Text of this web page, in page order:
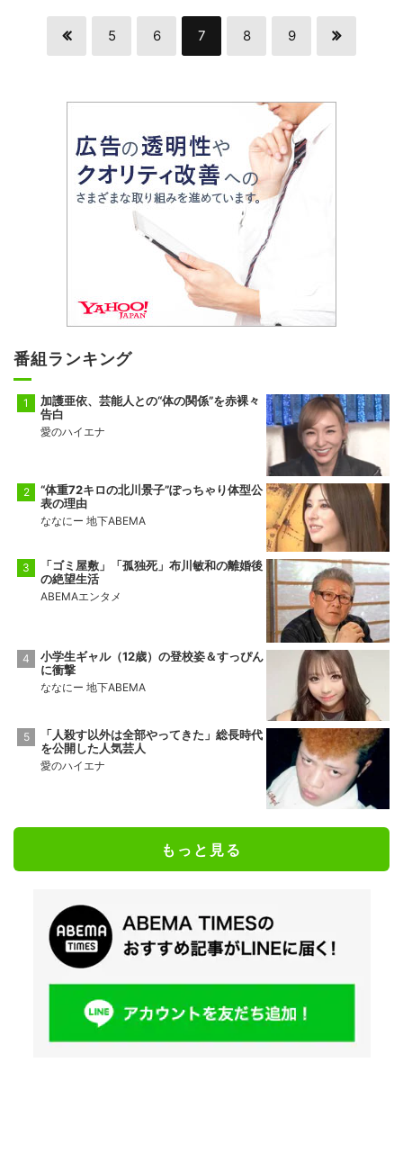
5 6 7 8 9
番組ランキング
加護亜依、芸能人との“体の関係”を赤裸々
告白
愛のハイエナ
“体重72キロの北川景子”ぽっちゃり体型公
表の理由
ななにー 地下ABEMA
「ゴミ屋敷」「孤独死」布川敏和の離婚後
の絶望生活
ABEMAエンタメ
小学生ギャル（12歳）の登校姿＆すっぴん
に衝撃
ななにー 地下ABEMA
「人殺す以外は全部やってきた」総長時代
を公開した人気芸人
愛のハイエナ
もっと見る